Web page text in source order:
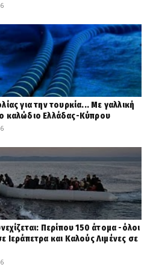
για την τουρκία... Με γαλλική
καλώδιο Ελλάδας-Κύπρου
Περίπου 150 άτομα -όλοι
και Καλούς Λιμένες σε